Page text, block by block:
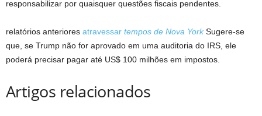
responsabilizar por quaisquer questões fiscais pendentes.
relatórios anteriores atravessar tempos de Nova YorkSugere-se
que, se Trump não for aprovado em uma auditoria do IRS, ele
poderá precisar pagar até US$ 100 milhões em impostos.
Artigos relacionados